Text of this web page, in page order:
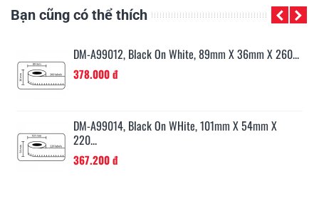
Bạn cũng có thể thích
DM-A99012, Black On White, 89mm X 36mm X 260...
378.000 đ
DM-A99014, Black On WHite, 101mm X 54mm X
220...
367.200 đ